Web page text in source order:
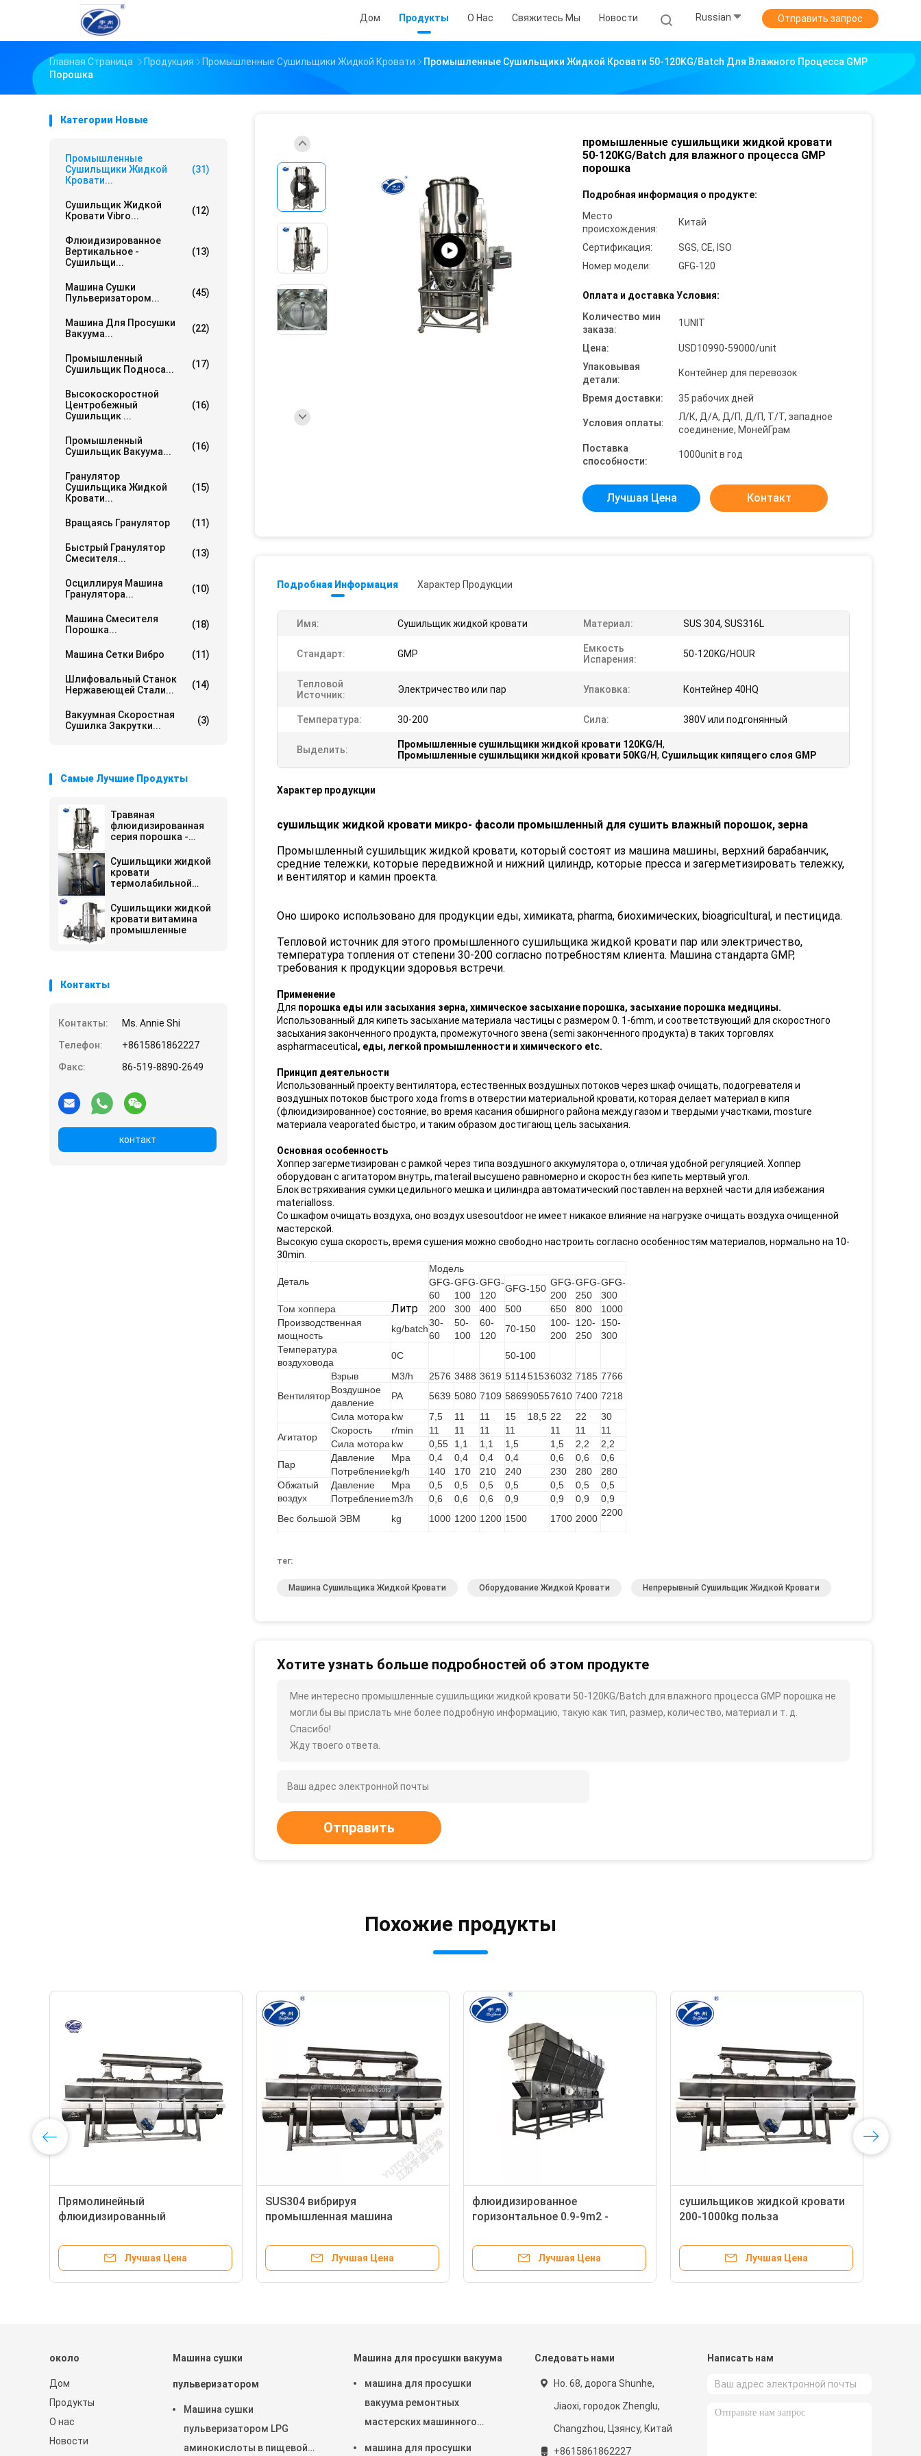
Дом Продукты О Нас Свяжитесь Мы Новости Russian Отправить запрос
Главная Страница Продукция Промышленные Сушильщики Жидкой Кровати
Промышленные Сушильщики Жидкой Кровати 50-120KG/Batch Для Влажного Процесса GMP
Порошка
Категории Новые
Промышленные
Сушильщики Жидкой
Кровати...
(31)
Сушильщик Жидкой
Кровати Vibro...
(12)
Флюидизированное
Вертикальное -
Сушильщи...
(13)
Машина Сушки
Пульверизатором...
(45)
Машина Для Просушки
Вакуума...
(22)
Промышленный
Сушильщик Подноса...
(17)
Высокоскоростной
Центробежный
Сушильщик ...
(16)
Промышленный
Сушильщик Вакуума...
(16)
Гранулятор
Сушильщика Жидкой
Кровати...
(15)
Вращаясь Гранулятор (11)
Быстрый Гранулятор
Смесителя...
(13)
Осциллируя Машина
Гранулятора...
(10)
Машина Смесителя
Порошка...
(18)
Машина Сетки Вибро (11)
Шлифовальный Станок
Нержавеющей Стали...
(14)
Вакуумная Скоростная
Сушилка Закрутки...
(3)
Самые Лучшие Продукты
Травяная
флюидизированная
серия порошка -
Сушильщики жидкой
кровати
термолабильной
промышленные
Сушильщики жидкой
кровати витамина
промышленные
Контакты
Контакты:
Ms. Annie Shi
Телефон:
+8615861862227
Факс:
86-519-8890-2649
контакт
промышленные сушильщики жидкой кровати
50-120KG/Batch для влажного процесса GMP
порошка
Подробная информация о продукте:
Место
происхождения:
Китай
Сертификация:
SGS, CE, ISO
Номер модели:
GFG-120
Оплата и доставка Условия:
Количество мин
заказа:
1UNIT
Цена:
USD10990-59000/unit
Упаковывая
детали:
Контейнер для перевозок
Время доставки: 35 рабочих дней
Условия оплаты:
Л/К, Д/А, Д/П, Д/П, Т/Т, западное
соединение, МонейГрам
Поставка
способности:
1000unit в год
Лучшая Цена Контакт
Подробная Информация Характер Продукции
Имя: Сушильщик жидкой кровати Материал: SUS 304, SUS316L
Стандарт: GMP
Емкость
Испарения:
50-120KG/HOUR
Тепловой
Источник:
Электричество или пар Упаковка: Контейнер 40HQ
Температура: 30-200 Сила: 380V или подгонянный
Выделить: Промышленные сушильщики жидкой кровати 120KG/H,
Промышленные сушильщики жидкой кровати 50KG/H, Сушильщик кипящего слоя GMP
Характер продукции
сушильщик жидкой кровати микро- фасоли промышленный для сушить влажный порошок, зерна
Промышленный сушильщик жидкой кровати, который состоят из машина машины, верхний барабанчик,
средние тележки, которые передвижной и нижний цилиндр, которые пресса и загерметизировать тележку,
и вентилятор и камин проекта.
Оно широко использовано для продукции еды, химиката, pharma, биохимических, bioagricultural, и пестицида.
Тепловой источник для этого промышленного сушильщика жидкой кровати пар или электричество,
температура топления от степени 30-200 согласно потребностям клиента. Машина стандарта GMP,
требования к продукции здоровья встречи.
Применение
Для порошка еды или засыхания зерна, химическое засыхание порошка, засыхание порошка медицины.
Использованный для кипеть засыхание материала частицы с размером 0. 1-6mm, и соответствующий для скоростного
засыхания законченного продукта, промежуточного звена (semi законченного продукта) в таких торговлях
aspharmaceutical , еды, легкой промышленности и химического etc.
Принцип деятельности
Использованный проекту вентилятора, естественных воздушных потоков через шкаф очищать, подогревателя и
воздушных потоков быстрого хода froms в отверстии материальной кровати, которая делает материал в кипя
(флюидизированное) состояние, во время касания обширного района между газом и твердыми участками, mosture
материала veaporated быстро, и таким образом достигающ цель засыхания.
Основная особенность
Хоппер загерметизирован с рамкой через типа воздушного аккумулятора o, отличая удобной регуляцией. Хоппер
оборудован с агитатором внутрь, materail высушено равномерно и скоростн без кипеть мертвый угол.
Блок встряхивания сумки цедильного мешка и цилиндра автоматический поставлен на верхней части для избежания
materialloss.
Со шкафом очищать воздуха, оно воздух usesoutdoor не имеет никакое влияние на нагрузке очищать воздуха очищенной
мастерской.
Высокую суша скорость, время сушения можно свободно настроить согласно особенностям материалов, нормально на 10-
30min.
Деталь
Модель
GFG-
60
GFG-
100
GFG-
120
GFG-150
GFG-
200
GFG-
250
GFG-
300
Том хоппера
Литр 200 300 400 500 650 800
1000
Производственная
мощность
kg/batch
30-
60
50-
100
60-
120
70-150
100-
200
120-
250
150-
300
Температура
воздуховода
0C 50-100
Вентилятор
Взрыв M3/h 2576 3488 3619 511451536032 7185 7766
Воздушное
давление
PA 5639 5080 7109 586990557610 7400 7218
Сила мотора kw 7,5 11 11 15 18,5 22 22
30
Агитатор
Скорость r/min 11 11 11 11 11 11
11
Сила мотора kw 0,55 1,1 1,1 1,5 1,5 2,2
2,2
Пар
Давление Mpa 0,4 0,4 0,4 0,4 0,6 0,6
0,6
Потреблениеkg/h 140 170 210 240 230 280
280
Обжатый
воздух
Давление Mpa 0,5 0,5 0,5 0,5 0,5 0,5
0,5
Потреблениеm3/h 0,6 0,6 0,6 0,9 0,9 0,9
0,9
Вес большой ЭВМ
kg 1000 1200 1200 1500 1700 2000
2200
тег:
Машина Сушильщика Жидкой Кровати Оборудование Жидкой Кровати Непрерывный Сушильщик Жидкой Кровати
Хотите узнать больше подробностей об этом продукте
Мне интересно промышленные сушильщики жидкой кровати 50-120KG/Batch для влажного процесса GMP порошка не
могли бы вы прислать мне более подробную информацию, такую ​​как тип, размер, количество, материал и т. д.
Спасибо!
Жду твоего ответа.
Отправить
Похожие продукты
Прямолинейный
флюидизированный
кровати, машина для просушки
порошка SGS CEЛучшая Цена
SUS304 вибрируя
промышленная машина
для влажных зерен шариков
Лучшая Цена
флюидизированное
горизонтальное 0.9-9m2 -
оборудование засыхания
жидкой кровати SUS304
Лучшая Цена
сушильщиков жидкой кровати
200-1000kg польза
промышленных
фармацевтическая
Лучшая Цена
около
Дом
Продукты
О нас
Новости
Машина сушки
пульверизатором
Машина сушки
пульверизатором LPG
аминокислоты в пищевой
Машина для просушки вакуума
машина для просушки
вакуума ремонтных
мастерских машинного
машина для просушки
Следовать нами
Но. 68, дорога Shunhe,
Jiaoxi, городок Zhenglu,
Changzhou, Цзянсу, Китай
+8615861862227
Написать нам